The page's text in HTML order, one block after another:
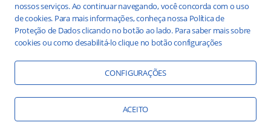
Concurso Público
Estágio
Portal da Transparência
Práticas ESG
Responsabilidade Social
Educação Ambiental
nossos serviços. Ao continuar navegando, você concorda com o uso
de cookies. Para mais informações, conheça nossa Política de
Proteção de Dados clicando no botão ao lado. Para saber mais sobre
cookies ou como desabilitá-lo clique no botão configurações
CONFIGURAÇÕES
ACEITO